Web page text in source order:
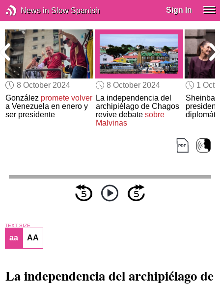
News in Slow Spanish Sign In
8 October 2024
González promete volver
a Venezuela en enero y
ser presidente
8 October 2024
La independencia del
archipiélago de Chagos
revive debate sobre
Malvinas
1
TEXT SIZE
aa AA
La independencia del archipiélago de